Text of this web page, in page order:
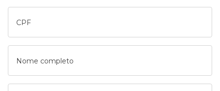
CPF
Nome completo